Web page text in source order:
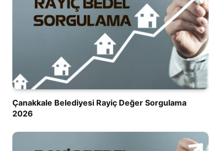
Çanakkale Belediyesi Rayiç Değer Sorgulama
2026